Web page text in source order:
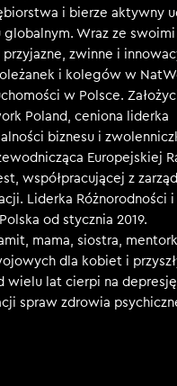
i bierze aktywny
Wraz ze swoimi
zwinne i
i kolegów w
w Polsce.
Poland, ceniona liderka
biznesu i
Europejskiej
współpracującej z
Liderka Różnorodności i
od stycznia 2019.
mama, siostra,
dla kobiet i
wielu lat cierpi na
spraw zdrowia